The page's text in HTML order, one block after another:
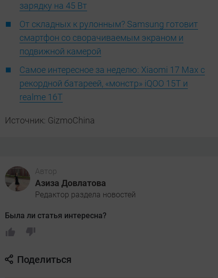
зарядку на 45 Вт
От складных к рулонным? Samsung готовит
смартфон со сворачиваемым экраном и
подвижной камерой
Самое интересное за неделю: Xiaomi 17 Max с
рекордной батареей, «монстр» iQOO 15T и
realme 16T
Источник: GizmoChina
Автор
Азиза Довлатова
Редактор раздела новостей
Была ли статья интересна?
Поделиться